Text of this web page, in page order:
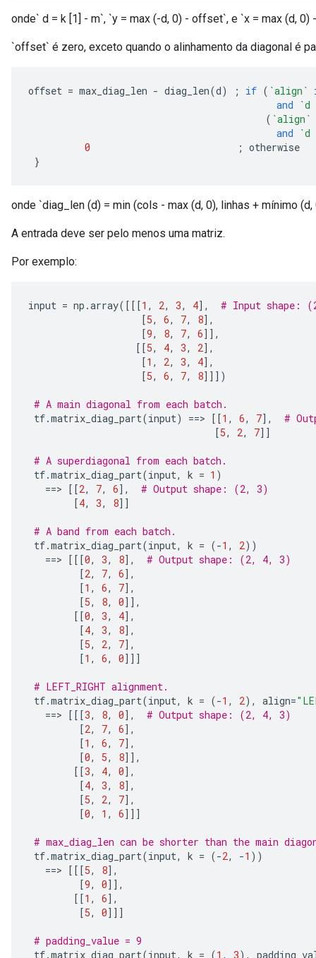
onde` d = k [1] - m`, `y = max (-d, 0) - offset`, e `x = max (d, 0)
`offset` é zero, exceto quando o alinhamento da diagonal é
offset = max_diag_len - diag_len(d) ; if ( `align`
and
`d
( `align`
and
`d
0
; otherwise
}
onde `diag_len (d) = min (cols - max (d, 0), linhas + mínimo (d,
A entrada deve ser pelo menos uma matriz.
Por exemplo:
input = np .array([[[1 , 2, 3, 4],
# Input shape:
[5, 6, 7, 8],
[9, 8, 7, 6]],
[[5, 4, 3, 2],
[1 , 2, 3, 4],
[5, 6, 7, 8]]])
# A main diagonal from each batch.
tf.matrix_diag_part(input) ==> [[1 , 6, 7],
#
[5, 2, 7]]
# A superdiagonal from each batch.
tf.matrix_diag_part(input, k = 1 )
==> [[2, 7, 6],
# Output shape: (2, 3)
[4, 3, 8]]
# A band from each batch.
tf.matrix_diag_part(input, k = (-1 , 2))
==> [[[0, 3, 8],
# Output shape: (2, 4, 3)
[2, 7, 6],
[1 , 6, 7],
[5, 8, 0]],
[[0, 3, 4],
[4, 3, 8],
[5, 2, 7],
[1 , 6, 0]]]
# LEFT_RIGHT alignment.
tf.matrix_diag_part(input, k = (-1 , 2), align=
==> [[[3, 8, 0],
# Output shape: (2, 4, 3)
[2, 7, 6],
[1 , 6, 7],
[0, 5, 8]],
[[3, 4, 0],
[4, 3, 8],
[5, 2, 7],
[0, 1 , 6]]]
# max_diag_len can be shorter than the main
tf.matrix_diag_part(input, k = (-2, -1 ))
==> [[[5, 8],
[9, 0]],
[[1 , 6],
[5, 0]]]
# padding_value = 9
tf.matrix_diag_part(input, k = (1 , 3),